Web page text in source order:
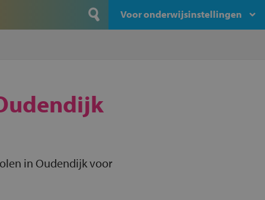
Voor onderwijsinstellingen
in Oudendijk voor